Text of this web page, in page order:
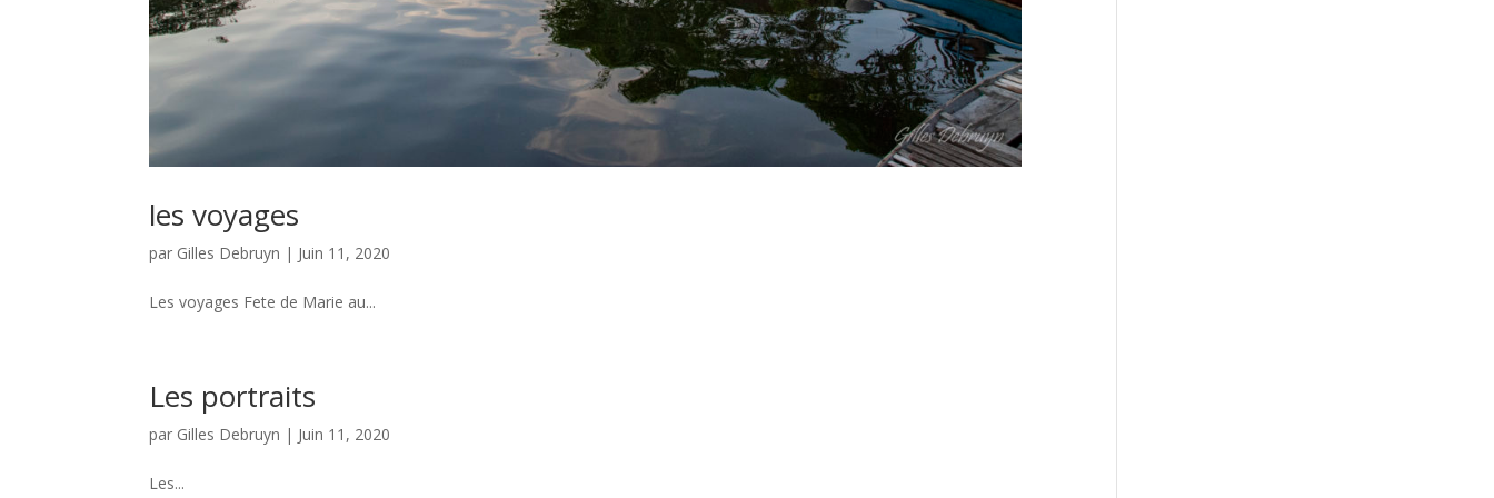
les voyages
par Gilles Debruyn | Juin 11, 2020
Les voyages Fete de Marie au...
Les portraits
par Gilles Debruyn | Juin 11, 2020
Les...